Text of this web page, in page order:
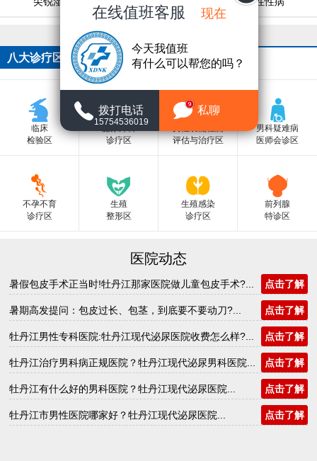
八大诊疗区
临床
检验区
诊疗区
评估与治疗区
男科疑难病
医师会诊区
不孕不育
诊疗区
生殖
整形区
生殖感染
诊疗区
前列腺
特诊区
医院动态
暑假包皮手术正当时!牡丹江那家医院做儿童包皮手术?... 点击了解
暑期高发提问：包皮过长、包茎，到底要不要动刀?... 点击了解
牡丹江男性专科医院:牡丹江现代泌尿医院收费怎么样?... 点击了解
牡丹江治疗男科病正规医院？牡丹江现代泌尿男科医院... 点击了解
牡丹江有什么好的男科医院？牡丹江现代泌尿医院... 点击了解
牡丹江市男性医院哪家好？牡丹江现代泌尿医院... 点击了解
在线值班客服 现在
今天我值班
有什么可以帮您的吗？
拨打电话
15754536019
9 私聊